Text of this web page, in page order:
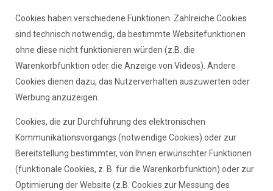
Cookies haben verschiedene Funktionen. Zahlreiche Cookies
sind technisch notwendig, da bestimmte Websitefunktionen
ohne diese nicht funktionieren würden (z.B. die
Warenkorbfunktion oder die Anzeige von Videos). Andere
Cookies dienen dazu, das Nutzerverhalten auszuwerten oder
Werbung anzuzeigen.
Cookies, die zur Durchführung des elektronischen
Kommunikationsvorgangs (notwendige Cookies) oder zur
Bereitstellung bestimmter, von Ihnen erwünschter Funktionen
(funktionale Cookies, z. B. für die Warenkorbfunktion) oder zur
Optimierung der Website (z.B. Cookies zur Messung des